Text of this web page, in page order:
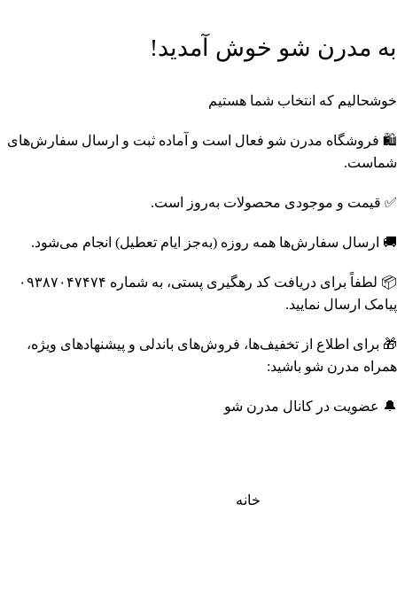
به مدرن شو خوش آمدید!
خوشحالیم که انتخاب شما هستیم
🛍️ فروشگاه مدرن شو فعال است و آماده ثبت و ارسال سفارش‌های
شماست.
✅ قیمت و موجودی محصولات به‌روز است.
🚚 ارسال سفارش‌ها همه روزه (به‌جز ایام تعطیل) انجام می‌شود.
📦 لطفاً برای دریافت کد رهگیری پستی، به شماره ۰۹۳۸۷۰۴۷۴۷۴
پیامک ارسال نمایید.
🎁 برای اطلاع از تخفیف‌ها، فروش‌های باندلی و پیشنهادهای ویژه،
همراه مدرن شو باشید:
🔔 عضویت در کانال مدرن شو
خانه